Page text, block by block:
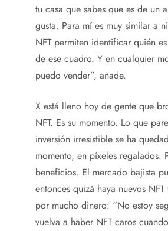
tu casa que sabes que es de un
gusta. Para mí es muy similar a
NFT permiten identificar quién
de ese cuadro. Y en cualquier
puedo vender”, añade.
X está lleno hoy de gente que
NFT. Es su momento. Lo que
inversión irresistible se ha
momento, en píxeles regalados.
beneficios. El mercado bajista
entonces quizá haya nuevos
por mucho dinero: “No estoy
vuelva a haber NFT caros